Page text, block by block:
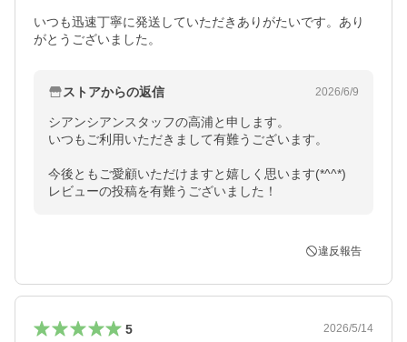
いつも迅速丁寧に発送していただきありがたいです。あり
がとうございました。
ストアからの返信 2026/6/9
シアンシアンスタッフの高浦と申します。
いつもご利用いただきまして有難うございます。
今後ともご愛顧いただけますと嬉しく思います(*^^*)
レビューの投稿を有難うございました！
違反報告
5
2026/5/14